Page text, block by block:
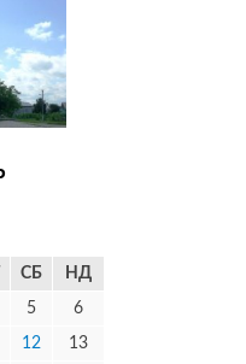
СБ НД
5 6
12 13